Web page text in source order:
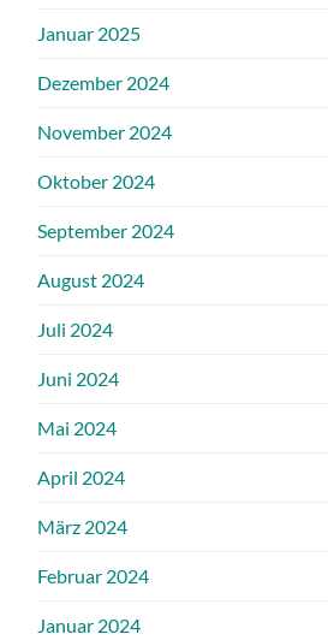
Januar 2025
Dezember 2024
November 2024
Oktober 2024
September 2024
August 2024
Juli 2024
Juni 2024
Mai 2024
April 2024
März 2024
Februar 2024
Januar 2024